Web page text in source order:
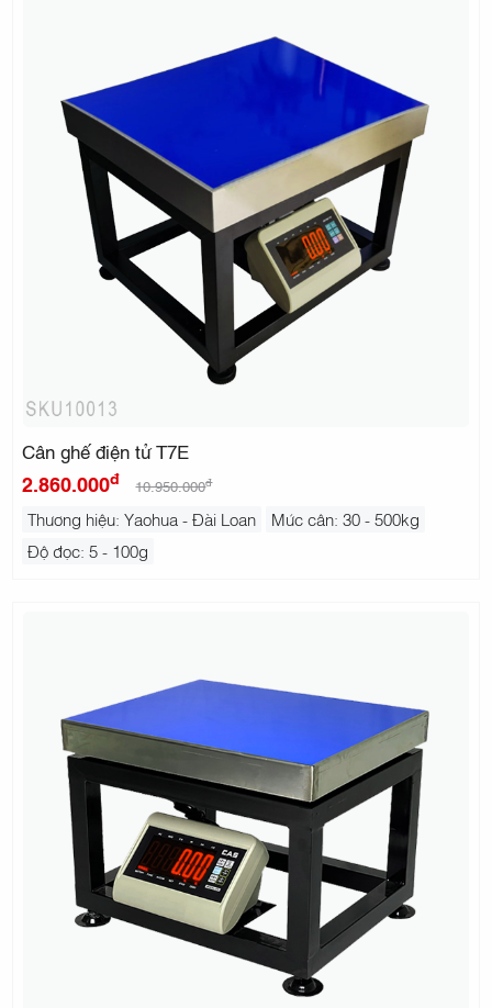
Cân ghế điện tử T7E
2.860.000đ 10.950.000đ
Thương hiệu: Yaohua - Đài Loan
Mức cân: 30 - 500kg
Độ đọc: 5 - 100g